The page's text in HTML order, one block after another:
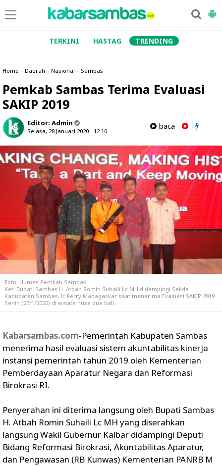
TERKINI HASTAG TRENDING
Home » Daerah » Nasional » Sambas
Pemkab Sambas Terima Evaluasi
SAKIP 2019
Editor: Admin
Selasa, 28 Januari 2020 - 12.10
baca
Foto: Humas Pemkab Sambas
Ket: Bupati Sambas H. Atbah Romin Suhaili Lc MH didampingi Sekda
Kabupaten Sambas, Ir. Ferry Madagaskar saat menerima Evaluasi SAKIP 2019.
Senin (27/1/2020) di wisata nusa dua bali.
Kabarsambas.com-Pemerintah Kabupaten Sambas
menerima hasil evaluasi sistem akuntabilitas kinerja
instansi pemerintah tahun 2019 oleh Kementerian
Pemberdayaan Aparatur Negara dan Reformasi
Birokrasi RI.
Penyerahan ini diterima langsung oleh Bupati Sambas
H. Atbah Romin Suhaili Lc MH yang diserahkan
langsung Wakil Gubernur Kalbar didampingi Deputi
Bidang Reformasi Birokrasi, Akuntabilitas Aparatur,
dan Pengawasan (RB Kunwas) Kementerian PANRB M